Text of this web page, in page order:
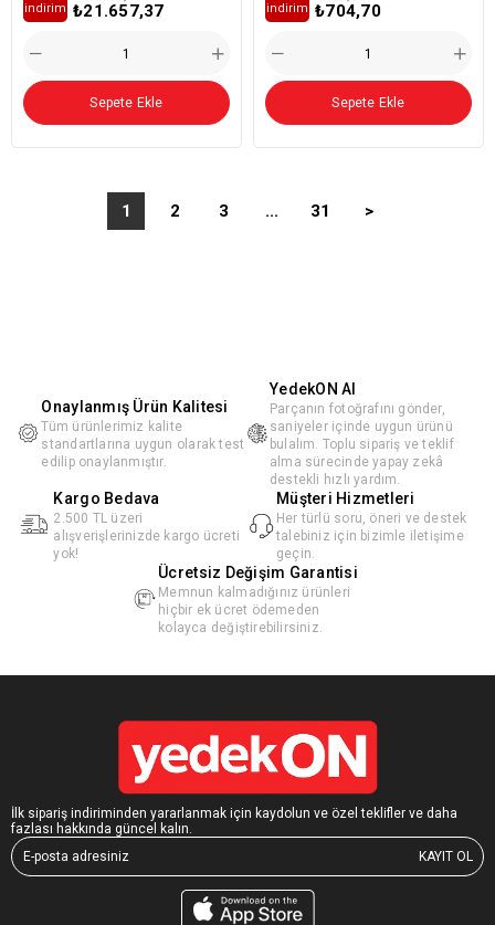
₺21.657,37
i̇ndirim
Sepete Ekle
₺704,70
i̇ndirim
Sepete Ekle
1 2 3 ... 31 >
Onaylanmış Ürün Kalitesi
Tüm ürünlerimiz kalite
standartlarına uygun olarak test
edilip onaylanmıştır.
YedekON AI
Parçanın fotoğrafını gönder,
saniyeler içinde uygun ürünü
bulalım. Toplu sipariş ve teklif
alma sürecinde yapay zekâ
destekli hızlı yardım.
Kargo Bedava
2.500 TL üzeri
alışverişlerinizde kargo ücreti
yok!
Müşteri Hizmetleri
Her türlü soru, öneri ve destek
talebiniz için bizimle iletişime
geçin.
Ücretsiz Değişim Garantisi
Memnun kalmadığınız ürünleri
hiçbir ek ücret ödemeden
kolayca değiştirebilirsiniz.
İlk sipariş indiriminden yararlanmak için kaydolun ve özel teklifler ve daha
fazlası hakkında güncel kalın.
KAYIT OL